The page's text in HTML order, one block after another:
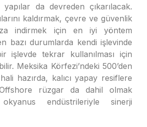
da devreden çıkarılacak.
kaldırmak, çevre ve güvenlik
indirmek için en iyi yöntem
bazı durumlarda kendi işlevinde
işlevde tekrar kullanılması için
Meksika Körfezi’ndeki 500’den
hazırda, kalıcı yapay resiflere
rüzgar da dahil olmak
endüstrileriyle sinerji